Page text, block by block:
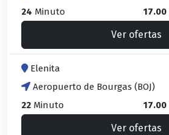
24 Minuto 17.00
Ver ofertas
Elenita
Aeropuerto de Bourgas (BOJ)
22 Minuto 17.00
Ver ofertas